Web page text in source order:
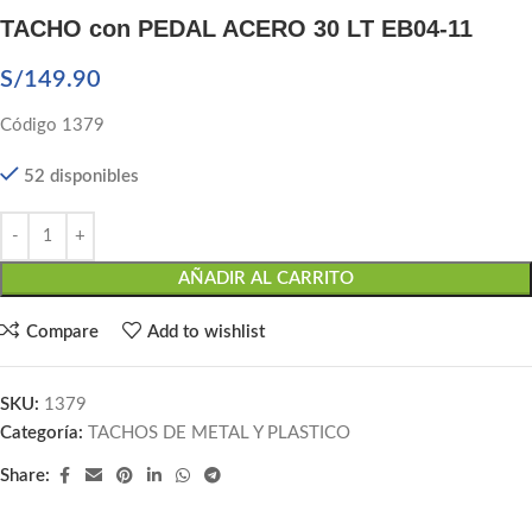
TACHO con PEDAL ACERO 30 LT EB04-11
S/149.90
Código 1379
52 disponibles
AÑADIR AL CARRITO
Compare Add to wishlist
SKU: 1379
Categoría:
TACHOS DE METAL Y PLASTICO
Share: